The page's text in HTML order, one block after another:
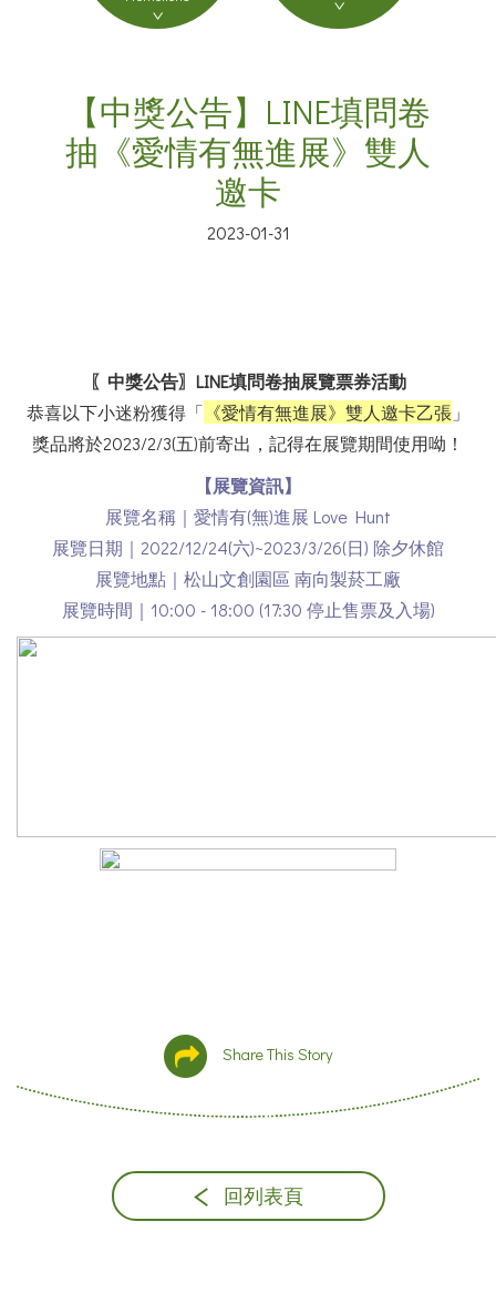
【中獎公告】LINE填問卷
抽《愛情有無進展》雙人
邀卡
2023-01-31
〖中獎公告〗LINE填問卷抽展覽票券活動
恭喜以下小迷粉獲得「 《愛情有無進展》雙人邀卡乙張 」
獎品將於2023/2/3(五)前寄出 ，記得在展覽期間使用呦！
【展覽資訊】
展覽名稱｜愛情有(無)進展 Love Hunt
展覽日期｜2022/12/24(六)~2023/3/26(日) 除夕休館
展覽地點｜松山文創園區 南向製菸工廠
展覽時間｜10:00 - 18:00 (17:30 停止售票及入場)
Share This Story
回列表頁